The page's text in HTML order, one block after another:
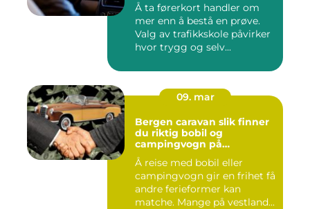
Å ta førerkort handler om
mer enn å bestå en prøve.
Valg av trafikkskole påvirker
hvor trygg og selv...
09. mar
Bergen caravan slik finner
du riktig bobil og
campingvogn på
vestlandet
Å reise med bobil eller
campingvogn gir en frihet få
andre ferieformer kan
matche. Mange på vestland...